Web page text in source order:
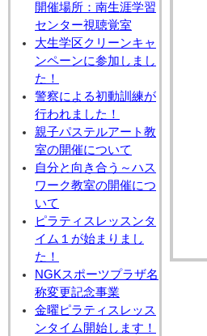
開催場所：南生涯学習
センター視聴覚室
大生学区クリーンキャ
ンペーンに参加しまし
た！
警察による初動訓練が
行われました！
親子パステルアート教
室の開催について
自分と向き合う～ハス
ワーク教室の開催につ
いて
ピラティスレッスンタ
イム１が始まりまし
た！
NGKスポーツプラザ名
称変更記念事業
金曜ピラティスレッス
ンタイム開始します！